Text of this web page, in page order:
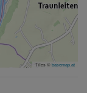
Tiles ©basemap.at